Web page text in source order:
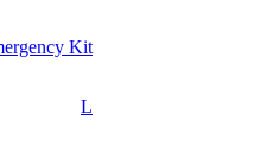
Kit
L